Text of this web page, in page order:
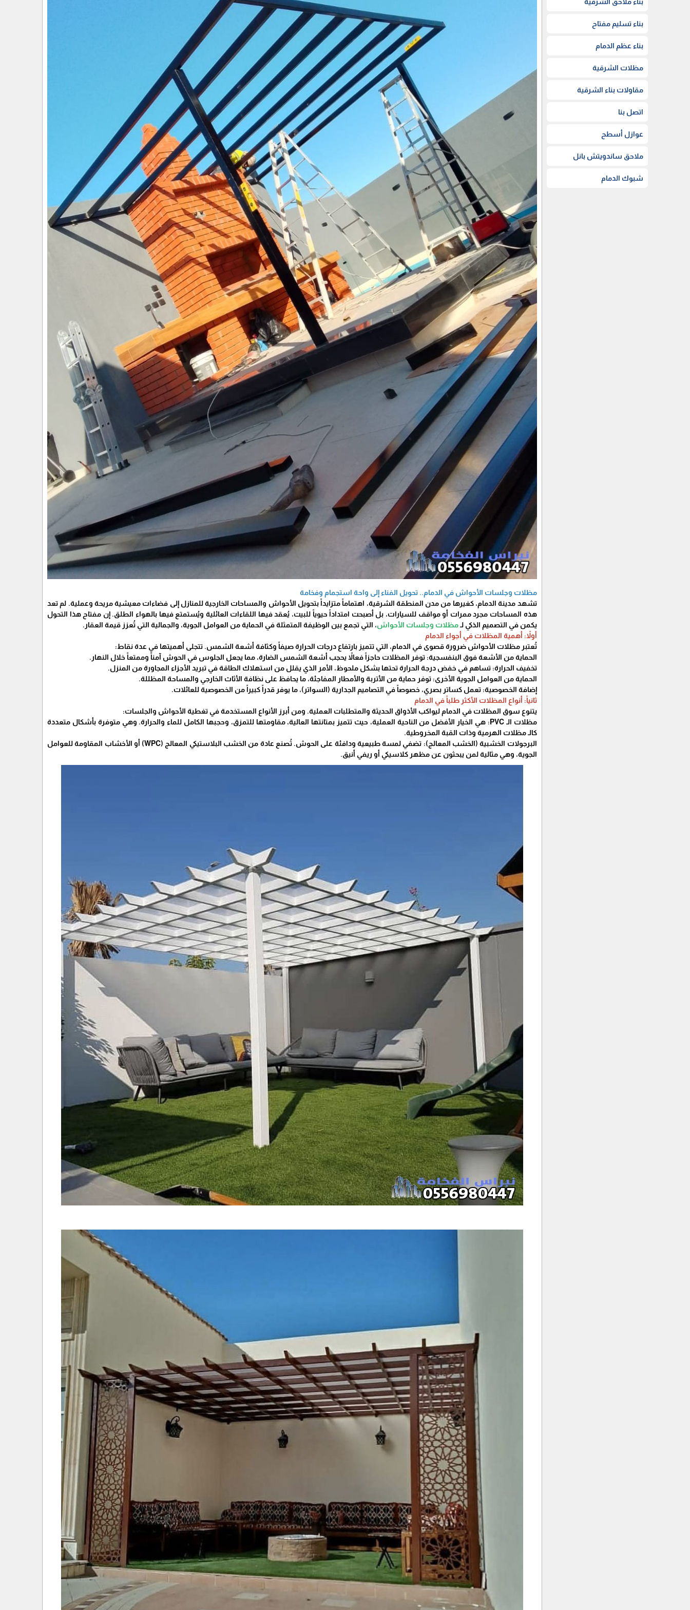
بناء تسليم مفتاح
بناء عظم الدمام
مظلات الشرقية
مقاولات بناء الشرقية
اتصل بنا
عوازل أسطح
ملاحق ساندويتش بانل
شبوك الدمام
مظلات وجلسات الأحواش في الدمام.. تحويل الفناء إلى واحة استجمام وفخامة
​تشهد مدينة الدمام، كغيرها من مدن المنطقة الشرقية، اهتماماً متزايداً بتحويل الأحواش والمساحات الخارجية للمنازل إلى فضاءات معيشية مريحة وعملية. لم تعد
هذه المساحات مجرد ممرات أو مواقف للسيارات، بل أصبحت امتداداً حيوياً للبيت، يُعقد فيها اللقاءات العائلية ويُستمتع فيها بالهواء الطلق. إن مفتاح هذا التحول
يكمن في التصميم الذكي لـمظلات وجلسات الأحواش، التي تجمع بين الوظيفة المتمثلة في الحماية من العوامل الجوية، والجمالية التي تُعزز قيمة العقار.
أولاً: أهمية المظلات في أجواء الدمام
تُعتبر مظلات الأحواش ضرورة قصوى في الدمام، التي تتميز بارتفاع درجات الحرارة صيفاً وكثافة أشعة الشمس. تتجلى أهميتها في عدة نقاط:
​الحماية من الأشعة فوق البنفسجية: توفر المظلات حاجزاً فعالاً يحجب أشعة الشمس الضارة، مما يجعل الجلوس في الحوش آمناً وممتعاً خلال النهار.
​تخفيف الحرارة: تساهم في خفض درجة الحرارة تحتها بشكل ملحوظ، الأمر الذي يقلل من استهلاك الطاقة في تبريد الأجزاء المجاورة من المنزل.
​الحماية من العوامل الجوية الأخرى: توفر حماية من الأتربة والأمطار المفاجئة، ما يحافظ على نظافة الأثاث الخارجي والمساحة المظللة.
​إضافة الخصوصية: تعمل كساتر بصري، خصوصاً في التصاميم الجدارية (السواتر)، ما يوفر قدراً كبيراً من الخصوصية للعائلات.
ثانياً: أنواع المظلات الأكثر طلباً في الدمام
​يتنوع سوق المظلات في الدمام ليواكب الأذواق الحديثة والمتطلبات العملية. ومن أبرز الأنواع المستخدمة في تغطية الأحواش والجلسات:
​مظلات الـ PVC: هي الخيار الأفضل من الناحية العملية، حيث تتميز بمتانتها العالية، مقاومتها للتمزق، وحجبها الكامل للماء والحرارة. وهي متوفرة بأشكال متعددة
كالـ مظلات الهرمية وذات القبة المخروطية.
​البرجولات الخشبية (الخشب المعالج): تضفي لمسة طبيعية ودافئة على الحوش. تُصنع عادة من الخشب البلاستيكي المعالج (WPC) أو الأخشاب المقاومة للعوامل
الجوية، وهي مثالية لمن يبحثون عن مظهر كلاسيكي أو ريفي أنيق.